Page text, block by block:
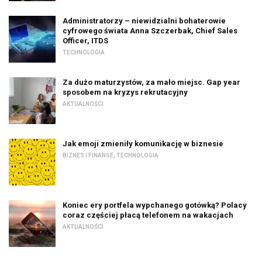
Administratorzy – niewidzialni bohaterowie
cyfrowego świata Anna Szczerbak, Chief Sales
Officer, ITDS
TECHNOLOGIA
Za dużo maturzystów, za mało miejsc. Gap year
sposobem na kryzys rekrutacyjny
AKTUALNOŚCI
Jak emoji zmieniły komunikację w biznesie
BIZNES I FINANSE TECHNOLOGIA
Koniec ery portfela wypchanego gotówką? Polacy
coraz częściej płacą telefonem na wakacjach
AKTUALNOŚCI